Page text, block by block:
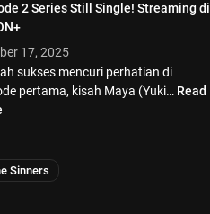
2 Series Still Single! Streaming di
17, 2025
sukses mencuri perhatian di
pertama, kisah Maya (Yuki… Read
Sinners